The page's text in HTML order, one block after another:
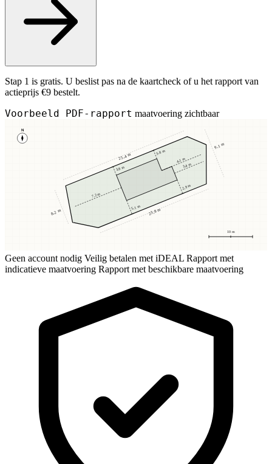
Stap 1 is gratis. U beslist pas na de kaartcheck of u het rapport van
actieprijs €9 bestelt.
Voorbeeld PDF-rapport maatvoering zichtbaar
N
10 m
3,8 m
3,8 m
5,1 m
2,9 m
7,2 m
3,4 m
4,1 m
25,4 m
23,8 m
8,2 m
9,1 m
Geen account nodig Veilig betalen met iDEAL Rapport met
indicatieve maatvoering Rapport met beschikbare maatvoering